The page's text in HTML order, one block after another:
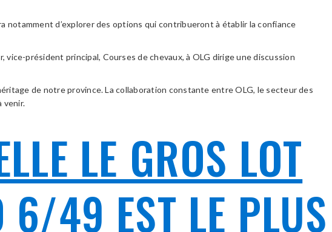
notamment d’explorer des options qui contribueront à établir la confiance
président principal, Courses de chevaux, à OLG dirige une discussion
de notre province. La collaboration constante entre OLG, le secteur des
venir.
LE GROS LOT
6/49 EST LE PLUS